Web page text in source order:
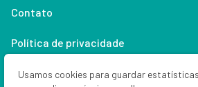
Contato
Política de privacidade
Lifestyle
Usamos cookies para guardar